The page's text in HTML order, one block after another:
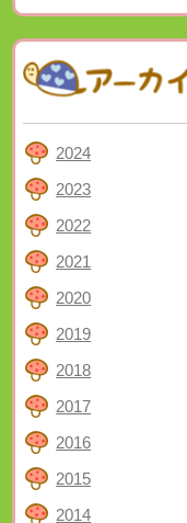
2024
2023
2022
2021
2020
2019
2018
2017
2016
2015
2014